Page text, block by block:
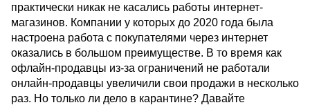
практически никак не касались работы интернет-
магазинов. Компании у которых до 2020 года была
настроена работа с покупателями через интернет
оказались в большом преимуществе. В то время как
офлайн-продавцы из-за ограничений не работали
онлайн-продавцы увеличили свои продажи в несколько
раз. Но только ли дело в карантине? Давайте